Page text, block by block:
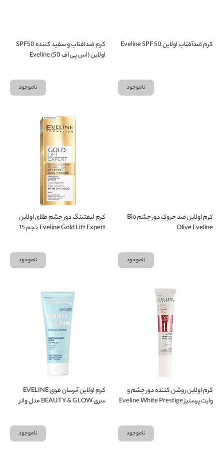
کرم ضدآفتاب اولاین Eveline SPF 50
ناموجود
کرم ضدافتاب و سفید کننده SPF50
اولاین (اس پی اف 50) Eveline
ناموجود
کرم اولاین ضد چروک دور چشم Bio
Olive Eveline
ناموجود
کرم لیفتینگ دور چشم طلای اولاین
Eveline Gold Lift Expert حجم 15
ناموجود
کرم اولاین روشن کننده دور چشم و
وایت پرستیژ Eveline White Prestige
ناموجود
کرم اولاین آبرسان قوی EVELINE
سری BEAUTY & GLOW مدل واتر
ناموجود